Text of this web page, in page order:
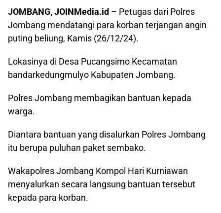
JOMBANG, JOINMedia.id – Petugas dari Polres
Jombang mendatangi para korban terjangan angin
puting beliung, Kamis (26/12/24).
Lokasinya di Desa Pucangsimo Kecamatan
bandarkedungmulyo Kabupaten Jombang.
Polres Jombang membagikan bantuan kepada
warga.
Diantara bantuan yang disalurkan Polres Jombang
itu berupa puluhan paket sembako.
Wakapolres Jombang Kompol Hari Kurniawan
menyalurkan secara langsung bantuan tersebut
kepada para korban.